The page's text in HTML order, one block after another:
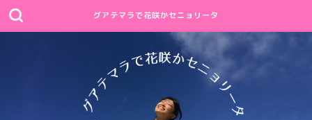
グアテマラで花咲かセニョリータ